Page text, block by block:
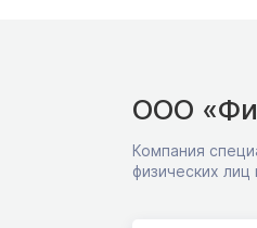
ООО
Компания
физических